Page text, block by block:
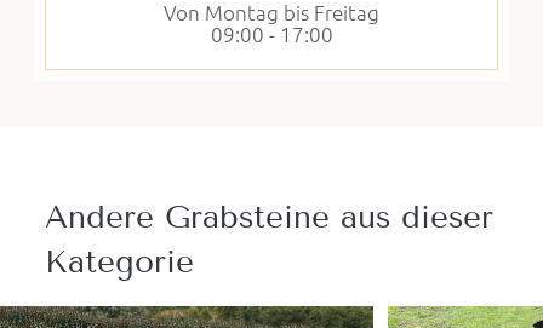
Von Montag bis Freitag
09:00 - 17:00
Andere Grabsteine ​​aus dieser
Kategorie